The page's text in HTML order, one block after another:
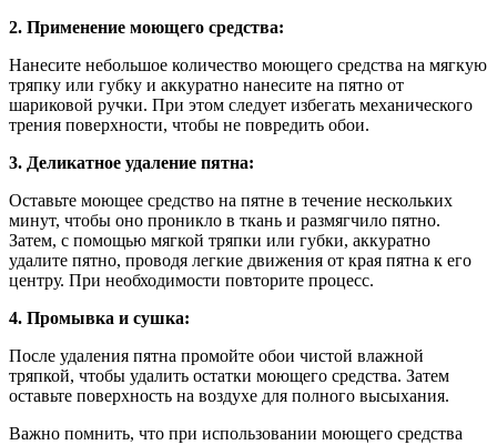
2. Применение моющего средства:
Нанесите небольшое количество моющего средства на мягкую
тряпку или губку и аккуратно нанесите на пятно от
шариковой ручки. При этом следует избегать механического
трения поверхности, чтобы не повредить обои.
3. Деликатное удаление пятна:
Оставьте моющее средство на пятне в течение нескольких
минут, чтобы оно проникло в ткань и размягчило пятно.
Затем, с помощью мягкой тряпки или губки, аккуратно
удалите пятно, проводя легкие движения от края пятна к его
центру. При необходимости повторите процесс.
4. Промывка и сушка:
После удаления пятна промойте обои чистой влажной
тряпкой, чтобы удалить остатки моющего средства. Затем
оставьте поверхность на воздухе для полного высыхания.
Важно помнить, что при использовании моющего средства